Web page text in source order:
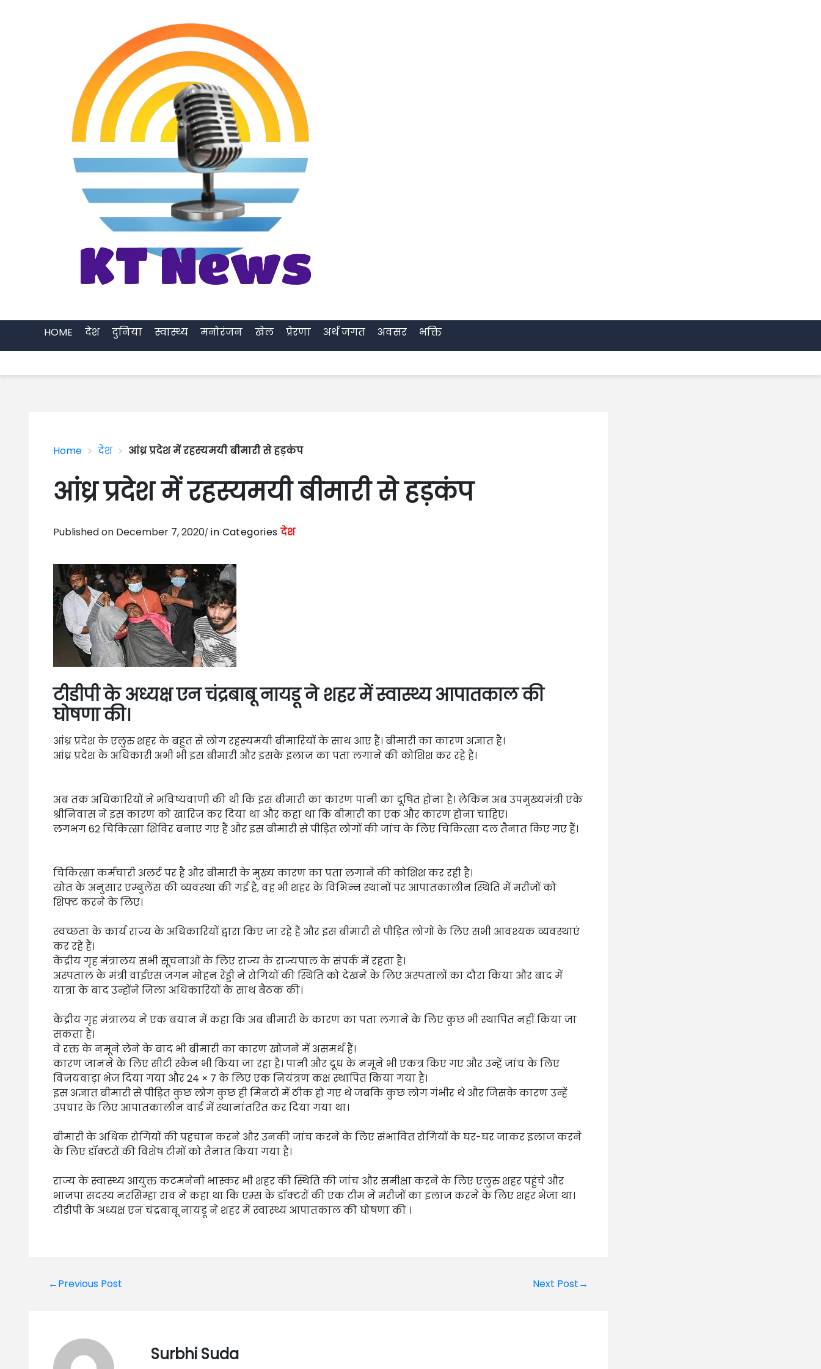
HOME देश दुनिया स्वास्थ्य मनोरंजन खेल प्रेरणा अर्थ जगत अवसर भक्ति
Home > देश > आंध्र प्रदेश में रहस्‍यमयी बीमारी से हड़कंप
आंध्र प्रदेश में रहस्‍यमयी बीमारी से हड़कंप
Published on December 7, 2020 in Categories देश
टीडीपी के अध्यक्ष एन चंद्रबाबू नायडू ने शहर में स्वास्थ्य आपातकाल की
घोषणा की।
आंध्र प्रदेश के एलुरु शहर के बहुत से लोग रहस्‍यमयी बीमारियों के साथ आए हैं। बीमारी का कारण अज्ञात है।
आंध्र प्रदेश के अधिकारी अभी भी इस बीमारी और इसके इलाज का पता लगाने की कोशिश कर रहे हैं।
अब तक अधिकारियों ने भविष्यवाणी की थी कि इस बीमारी का कारण पानी का दूषित होना है। लेकिन अब उपमुख्यमंत्री एके
श्रीनिवास ने इस कारण को खारिज कर दिया था और कहा था कि बीमारी का एक और कारण होना चाहिए।
लगभग 62 चिकित्सा शिविर बनाए गए हैं और इस बीमारी से पीड़ित लोगों की जांच के लिए चिकित्सा दल तैनात किए गए हैं।
चिकित्सा कर्मचारी अलर्ट पर है और बीमारी के मुख्य कारण का पता लगाने की कोशिश कर रही है।
स्रोत के अनुसार एम्बुलेंस की व्यवस्था की गई है, वह भी शहर के विभिन्न स्थानों पर आपातकालीन स्थिति में मरीजों को
शिफ्ट करने के लिए।
स्वच्छता के कार्य राज्य के अधिकारियों द्वारा किए जा रहे हैं और इस बीमारी से पीड़ित लोगों के लिए सभी आवश्यक व्यवस्थाएं
कर रहे हैं।
केंद्रीय गृह मंत्रालय सभी सूचनाओं के लिए राज्य के राज्यपाल के संपर्क में रहता है।
अस्पताल के मंत्री वाईएस जगन मोहन रेड्डी ने रोगियों की स्थिति को देखने के लिए अस्पतालों का दौरा किया और बाद में
यात्रा के बाद उन्होंने जिला अधिकारियों के साथ बैठक की।
केंद्रीय गृह मंत्रालय ने एक बयान में कहा कि अब बीमारी के कारण का पता लगाने के लिए कुछ भी स्थापित नहीं किया जा
सकता है।
वे रक्त के नमूने लेने के बाद भी बीमारी का कारण खोजने में असमर्थ हैं।
कारण जानने के लिए सीटी स्कैन भी किया जा रहा है। पानी और दूध के नमूने भी एकत्र किए गए और उन्हें जांच के लिए
विजयवाड़ा भेज दिया गया और 24 × 7 के लिए एक नियंत्रण कक्ष स्थापित किया गया है।
इस अज्ञात बीमारी से पीड़ित कुछ लोग कुछ ही मिनटों में ठीक हो गए थे जबकि कुछ लोग गंभीर थे और जिसके कारण उन्हें
उपचार के लिए आपातकालीन वार्ड में स्थानांतरित कर दिया गया था।
बीमारी के अधिक रोगियों की पहचान करने और उनकी जांच करने के लिए संभावित रोगियों के घर-घर जाकर इलाज करने
के लिए डॉक्टरों की विशेष टीमों को तैनात किया गया है।
राज्य के स्वास्थ्य आयुक्त कटमनेनी भास्कर भी शहर की स्थिति की जांच और समीक्षा करने के लिए एलुरु शहर पहुंचे और
भाजपा सदस्य नरसिम्हा राव ने कहा था कि एम्स के डॉक्टरों की एक टीम ने मरीजों का इलाज करने के लिए शहर भेजा था।
टीडीपी के अध्यक्ष एन चंद्रबाबू नायडू ने शहर में स्वास्थ्य आपातकाल की घोषणा की ।
Post
←Previous Post Next Post→
Surbhi Suda